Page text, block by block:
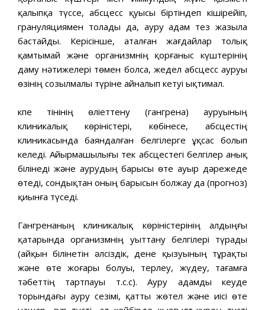
қалыпқа түссе, абсцесс қуысы біртіндеп кішірейіп,
грануляциямен толады да, ауру адам тез жазыла
бастайды. Керісінше, аталған жағдайлар толық
қамтымай және организмнің қорғаныс күштерінің
даму нәтижелері төмен болса, жедел абсцесс ауруы
өзінің созылмалы түріне айналып кетуі ықтимал.
Өкпе тінінің өліеттену (гангрена) ауруының
клиникалық көріністері, көбінесе, абсцестің
клиникасында баяндалған белгілерге ұқсас болып
келеді. Айырмашылығы тек абсцестегі белгілер анық
білінеді және аурудың барысы өте ауыр дәрежеде
өтеді, сондықтан оның барысын болжау да (прогноз)
қиынға түседі.
Гангренаның клиникалық көріністерінің алдыңғы
қатарында организмнің уыттану белгілері түрады
(айқын білінетін әлсіздік, дене қызуының тұрақты
және өте жоғары болуы, терлеу, жүдеу, тағамға
тәбеттің тартпауы т.с.с). Ауру адамды кеуде
торындағы ауру сезімі, қатты жөтел және иісі өте